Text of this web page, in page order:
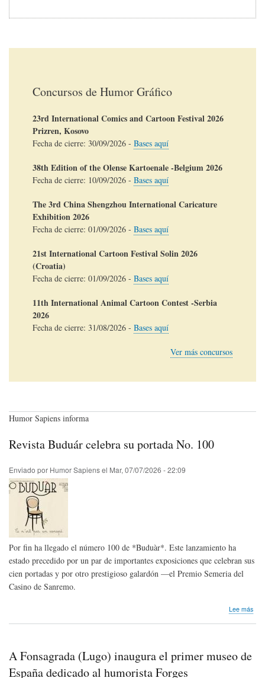
Concursos de Humor Gráfico
23rd International Comics and Cartoon Festival 2026
Prizren, Kosovo
Fecha de cierre: 30/09/2026 - Bases aquí
38th Edition of the Olense Kartoenale -Belgium 2026
Fecha de cierre: 10/09/2026 - Bases aquí
The 3rd China Shengzhou International Caricature
Exhibition 2026
Fecha de cierre: 01/09/2026 - Bases aquí
21st International Cartoon Festival Solin 2026
(Croatia)
Fecha de cierre: 01/09/2026 - Bases aquí
11th International Animal Cartoon Contest -Serbia
2026
Fecha de cierre: 31/08/2026 - Bases aquí
Ver más concursos
Humor Sapiens informa
Revista Buduár celebra su portada No. 100
Enviado por Humor Sapiensel Mar, 07/07/2026 - 22:09
Por fin ha llegado el número 100 de *Buduàr*. Este lanzamiento ha
estado precedido por un par de importantes exposiciones que celebran sus
cien portadas y por otro prestigioso galardón —el Premio Semeria del
Casino de Sanremo.
Lee más
A Fonsagrada (Lugo) inaugura el primer museo de
España dedicado al humorista Forges